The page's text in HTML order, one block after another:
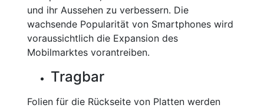
und ihr Aussehen zu verbessern. Die
wachsende Popularität von Smartphones wird
voraussichtlich die Expansion des
Mobilmarktes vorantreiben.
Tragbar
Folien für die Rückseite von Platten werden